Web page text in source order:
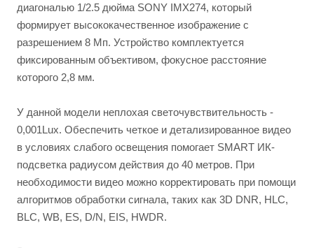
диагональю 1/2.5 дюйма SONY IMX274, который
формирует высококачественное изображение с
разрешением 8 Мп. Устройство комплектуется
фиксированным объективом, фокусное расстояние
которого 2,8 мм.
У данной модели неплохая светочувствительность -
0,001Lux. Обеспечить четкое и детализированное видео
в условиях слабого освещения помогает SMART ИК-
подсветка радиусом действия до 40 метров. При
необходимости видео можно корректировать при помощи
алгоритмов обработки сигнала, таких как 3D DNR, HLC,
BLC, WB, ES, D/N, EIS, HWDR.